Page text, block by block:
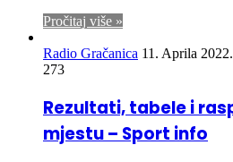
Pročitaj više »
Radio Gračanica 11. Aprila 2022.
273
Rezultati, tabele i
mjestu – Sport info